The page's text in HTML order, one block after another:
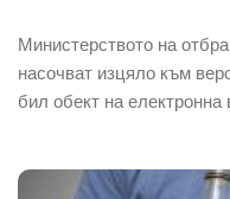
Министерството на
насочват изцяло към
бил обект на